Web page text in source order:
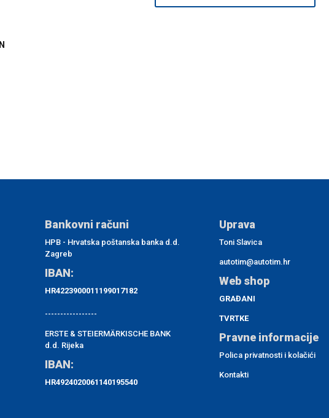
Bankovni računi
HPB - Hrvatska poštanska banka d.d.
Zagreb
IBAN:
HR4223900011199017182
-----------------
ERSTE & STEIERMÄRKISCHE BANK
d.d. Rijeka
IBAN:
HR4924020061140195540
Uprava
Toni Slavica
autotim@autotim.hr
Web shop
GRAĐANI
TVRTKE
Pravne informacije
Polica privatnosti i kolačići
Kontakti